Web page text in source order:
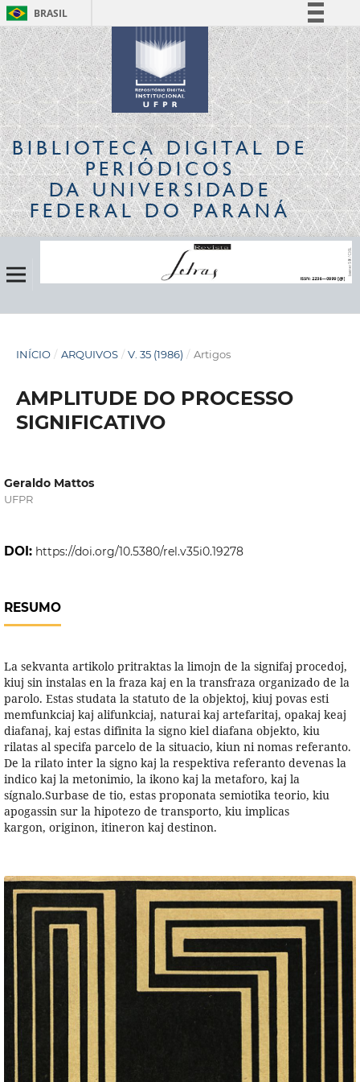
BRASIL
Simplifique!
Comunica BR
Participe
Acesso à informação
Legislação
Canais
BIBLIOTECA DIGITALDE
PERIÓDICOS
DA UNIVERSIDADE
FEDERAL DO PARANÁ
INÍCIO / ARQUIVOS / V. 35 (1986) / Artigos
AMPLITUDE DO PROCESSO
SIGNIFICATIVO
Geraldo Mattos
UFPR
DOI: https://doi.org/10.5380/rel.v35i0.19278
RESUMO
La sekvanta artikolo pritraktas la limojn de la signifaj procedoj,
kiuj sin instalas en la fraza kaj en la transfraza organizado de la
parolo. Estas studata la statuto de la objektoj, kiuj povas esti
memfunkciaj kaj alifunkciaj, naturai kaj artefaritaj, opakaj keaj
diafanaj, kaj estas difinita la signo kiel diafana objekto, kiu
rilatas al specifa parcelo de la situacio, kiun ni nomas referanto.
De la rilato inter la signo kaj la respektiva referanto devenas la
indico kaj la metonimio, la ikono kaj la metaforo, kaj la
sígnalo.Surbase de tio, estas proponata semiotika teorio, kiu
apogassin sur la hipotezo de transporto, kiu implicas
kargon, originon, itineron kaj destinon.